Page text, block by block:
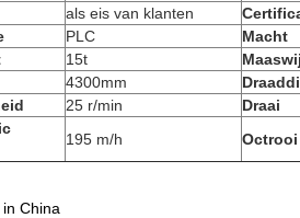
als eis van klanten
PLC Macht
15t
4300mm
25 r/min Draai
195 m/h Octrooi
China